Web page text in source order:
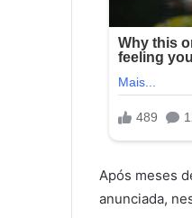
Após meses
anunciada,